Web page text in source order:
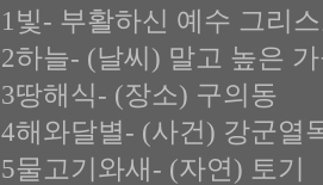
1빛- 부활하신 예수 그리
2하늘- (날씨) 말고 높은
3땅해식- (장소) 구의동
4해와달별- (사건) 강군열
5물고기와새- (자연) 토기